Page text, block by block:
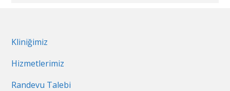
Kliniğimiz
Hizmetlerimiz
Randevu Talebi